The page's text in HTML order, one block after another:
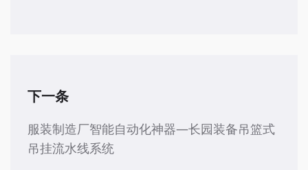
下一条
服装制造厂智能自动化神器—长园装备吊篮式
吊挂流水线系统